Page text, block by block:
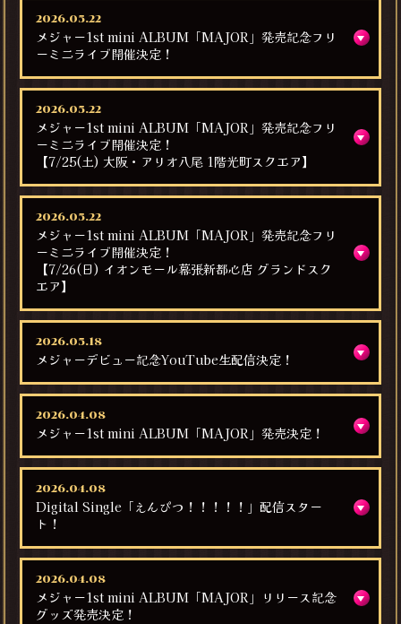
2026.05.22
メジャー1st mini ALBUM「MAJOR」発売記念フリ
ーミニライブ開催決定！
2026.05.22
メジャー1st mini ALBUM「MAJOR」発売記念フリ
ーミニライブ開催決定！
【7/25(土) 大阪・アリオ八尾 1階光町スクエア】
2026.05.22
メジャー1st mini ALBUM「MAJOR」発売記念フリ
ーミニライブ開催決定！
【7/26(日) イオンモール幕張新都心店 グランドスク
エア】
2026.05.18
メジャーデビュー記念YouTube生配信決定！
2026.04.08
メジャー1st mini ALBUM「MAJOR」発売決定！
2026.04.08
Digital Single「えんぴつ！！！！！」配信スター
ト！
2026.04.08
メジャー1st mini ALBUM「MAJOR」リリース記念
グッズ発売決定！